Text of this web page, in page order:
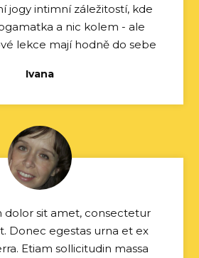
jogy intimní záležitostí, kde
a nic kolem - ale
lekce mají hodně do sebe
Ivana
dolor sit amet, consectetur
Donec egestas urna et ex
Etiam sollicitudin massa